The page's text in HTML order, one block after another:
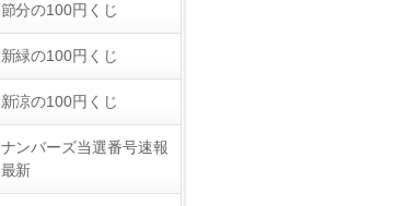
節分の100円くじ
新緑の100円くじ
新涼の100円くじ
ナンバーズ当選番号速報
最新